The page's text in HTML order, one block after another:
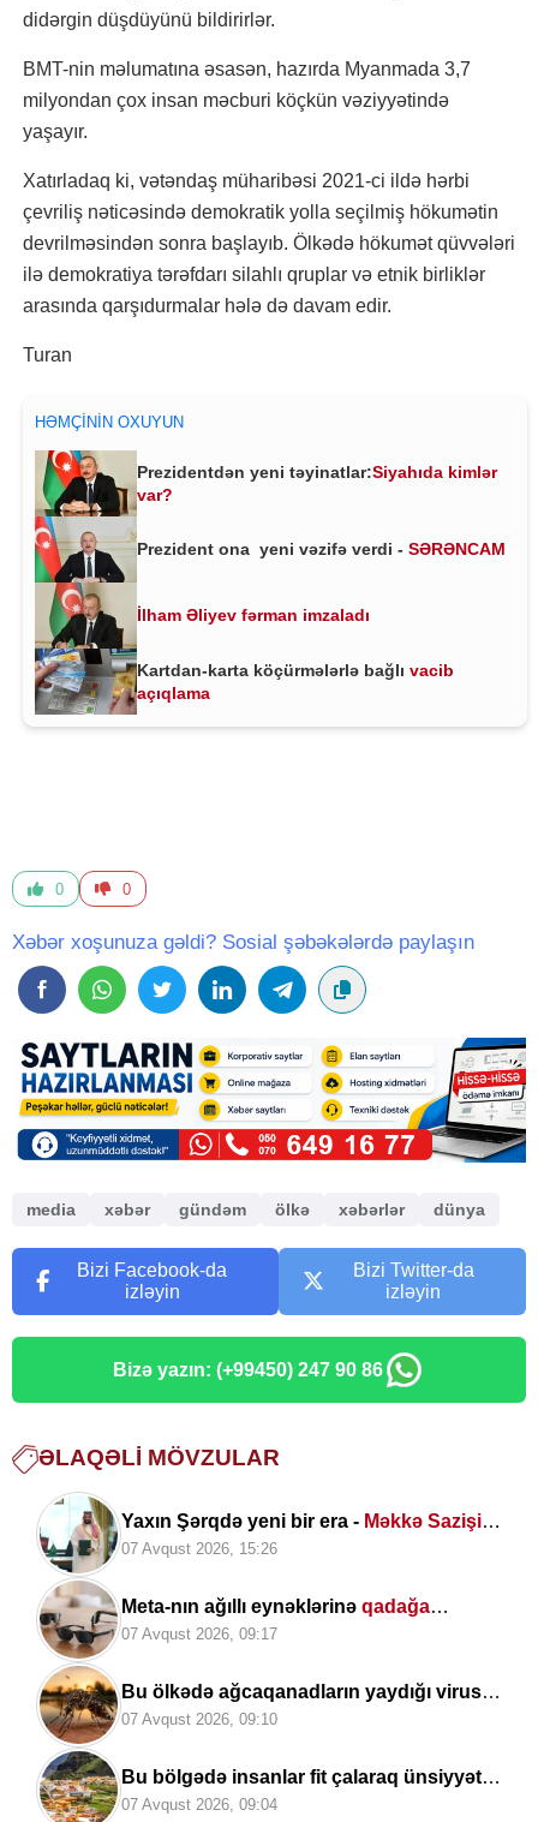
didərgin düşdüyünü bildirirlər.
BMT-nin məlumatına əsasən, hazırda Myanmada 3,7
milyondan çox insan məcburi köçkün vəziyyətində
yaşayır.
Xatırladaq ki, vətəndaş müharibəsi 2021-ci ildə hərbi
çevriliş nəticəsində demokratik yolla seçilmiş hökumətin
devrilməsindən sonra başlayıb. Ölkədə hökumət qüvvələri
ilə demokratiya tərəfdarı silahlı qruplar və etnik birliklər
arasında qarşıdurmalar hələ də davam edir.
Turan
HƏMÇININ OXUYUN
Prezidentdən yeni təyinatlar:Siyahıda kimlər
var?
Prezident ona yeni vəzifə verdi - SƏRƏNCAM
İlham Əliyev fərman imzaladı
Kartdan-karta köçürmələrlə bağlı vacib
açıqlama
0 0
Xəbər xoşunuza gəldi? Sosial şəbəkələrdə paylaşın
media xəbər gündəm ölkə xəbərlər dünya
Bizi Facebook-da
izləyin
Bizi Twitter-da
izləyin
Bizə yazın: (+99450) 247 90 86
ƏLAQƏLI MÖVZULAR
Yaxın Şərqdə yeni bir era - Məkkə Sazişi
imzalandı
07 Avqust 2026, 15:26
Meta-nın ağıllı eynəklərinə qadağa
qoyuldu
07 Avqust 2026, 09:17
Bu ölkədə ağcaqanadların yaydığı virus4
nəfərin həyatına son qoydu
07 Avqust 2026, 09:10
Bu bölgədə insanlar fit çalaraq ünsiyyət
qurur:əsrlərdir yaşadılan unikal dil
07 Avqust 2026, 09:04